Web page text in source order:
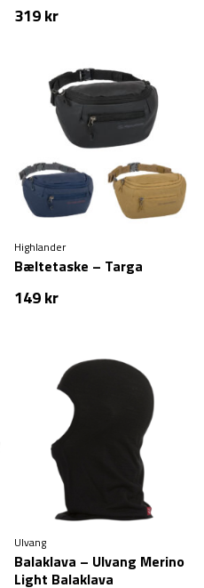
319kr
Highlander
Bæltetaske – Targa
149kr
Ulvang
Balaklava – Ulvang Merino
Light Balaklava